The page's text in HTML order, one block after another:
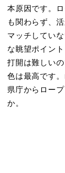
本原因です。
も関わらず、
マッチしてい
な眺望ポイン
打開は難しい
色は最高です
県庁からロー
か。